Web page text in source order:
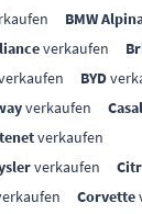
BMW
verkaufen
BYD
verkaufen
verkaufen
verkaufen
Corvette